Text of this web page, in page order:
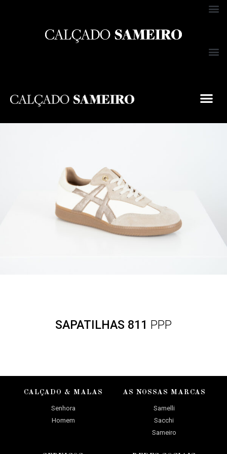
SAPATILHAS 811 PPP
CALÇADO & MALAS
Senhora
Homem
AS NOSSAS MARCAS
Samelli
Sacchi
Sameiro